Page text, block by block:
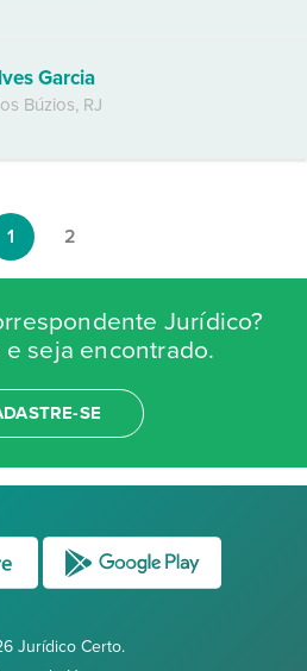
Garcia
Búzios, RJ
1 2
Jurídico?
e seja encontrado.
SE
Jurídico Certo.